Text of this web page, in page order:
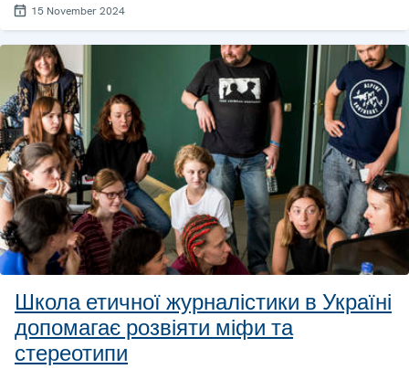
15 November 2024
Школа етичної журналістики в Україні
допомагає розвіяти міфи та
стереотипи